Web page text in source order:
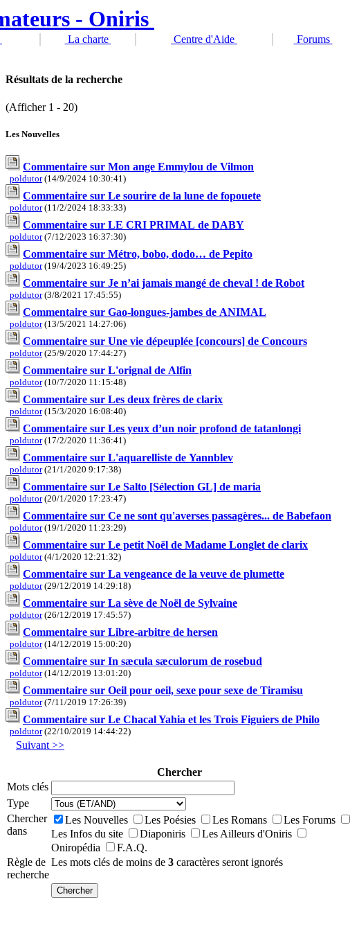
La charte Centre d'Aide
Forums
Résultats de la recherche
(Afficher 1 - 20)
Les Nouvelles
Commentaire sur Mon ange Emmylou de Vilmon
poldutor(14/9/2024 10:30:41)
Commentaire sur Le sourire de la lune de fopouete
poldutor(11/2/2024 18:33:33)
Commentaire sur LE CRI PRIMAL de DABY
poldutor(7/12/2023 16:37:30)
Commentaire sur Métro, bobo, dodo… de Pepito
poldutor(19/4/2023 16:49:25)
Commentaire sur Je n’ai jamais mangé de cheval ! de Robot
poldutor(3/8/2021 17:45:55)
Commentaire sur Gao-longues-jambes de ANIMAL
poldutor(13/5/2021 14:27:06)
Commentaire sur Une vie dépeuplée [concours] de Concours
poldutor(25/9/2020 17:44:27)
Commentaire sur L'orignal de Alfin
poldutor(10/7/2020 11:15:48)
Commentaire sur Les deux frères de clarix
poldutor(15/3/2020 16:08:40)
Commentaire sur Les yeux d’un noir profond de tatanlongi
poldutor(17/2/2020 11:36:41)
Commentaire sur L'aquarelliste de Yannblev
poldutor(21/1/2020 9:17:38)
Commentaire sur Le Salto [Sélection GL] de maria
poldutor(20/1/2020 17:23:47)
Commentaire sur Ce ne sont qu'averses passagères... de Babefaon
poldutor(19/1/2020 11:23:29)
Commentaire sur Le petit Noël de Madame Longlet de clarix
poldutor(4/1/2020 12:21:32)
Commentaire sur La vengeance de la veuve de plumette
poldutor(29/12/2019 14:29:18)
Commentaire sur La sève de Noël de Sylvaine
poldutor(26/12/2019 17:45:57)
Commentaire sur Libre-arbitre de hersen
poldutor(14/12/2019 15:00:20)
Commentaire sur In sæcula sæculorum de rosebud
poldutor(14/12/2019 13:01:20)
Commentaire sur Oeil pour oeil, sexe pour sexe de Tiramisu
poldutor(7/11/2019 17:26:39)
Commentaire sur Le Chacal Yahia et les Trois Figuiers de Philo
poldutor(22/10/2019 14:44:22)
Suivant >>
Chercher
Mots clés
Type
Chercher
dans
Les Nouvelles Les Poésies Les Romans
Les Forums
Les Infos du site
Diaponiris
Les Ailleurs d'Oniris
Oniropédia
F.A.Q.
Règle de
recherche
Les mots clés de moins de 3 caractères seront ignorés